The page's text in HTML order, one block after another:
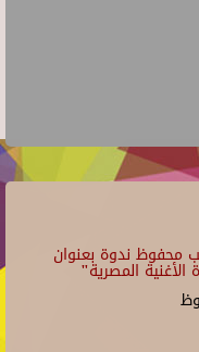
محفوظ ندوة بعنوان
المصرية"